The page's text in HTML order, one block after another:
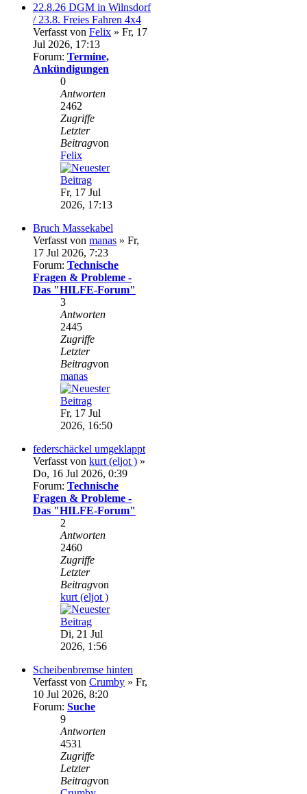
22.8.26 DGM in Wilnsdorf
/ 23.8. Freies Fahren 4x4
Verfasst von Felix » Fr, 17
Jul 2026, 17:13
Forum: Termine,
Ankündigungen
0
Antworten
2462
Zugriffe
Letzter
Beitragvon
Felix
Fr, 17 Jul
2026, 17:13
Bruch Massekabel
Verfasst von manas » Fr,
17 Jul 2026, 7:23
Forum: Technische
Fragen & Probleme -
Das "HILFE-Forum"
3
Antworten
2445
Zugriffe
Letzter
Beitragvon
manas
Fr, 17 Jul
2026, 16:50
federschäckel umgeklappt
Verfasst von kurt (eljot ) »
Do, 16 Jul 2026, 0:39
Forum: Technische
Fragen & Probleme -
Das "HILFE-Forum"
2
Antworten
2460
Zugriffe
Letzter
Beitragvon
kurt (eljot )
Di, 21 Jul
2026, 1:56
Scheibenbremse hinten
Verfasst von Crumby » Fr,
10 Jul 2026, 8:20
Forum: Suche
9
Antworten
4531
Zugriffe
Letzter
Beitragvon